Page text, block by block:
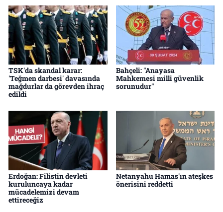
TSK'da skandal karar:
'Teğmen darbesi' davasında
mağdurlar da görevden ihraç
edildi
Bahçeli: "Anayasa
Mahkemesi milli güvenlik
sorunudur"
Erdoğan: Filistin devleti
kuruluncaya kadar
mücadelemizi devam
ettireceğiz
Netanyahu Hamas'ın ateşkes
önerisini reddetti